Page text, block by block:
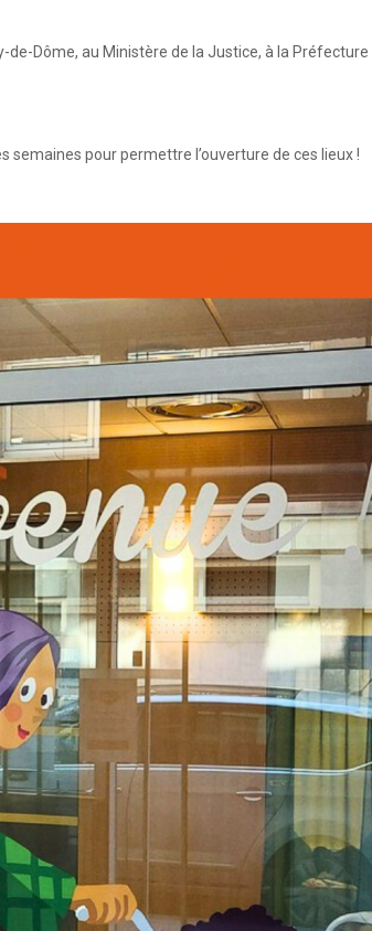
de-Dôme, au Ministère de la Justice, à la
semaines pour permettre l’ouverture de ces lieux !